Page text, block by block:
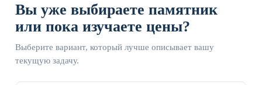
Вы уже выбираете памятник
или пока изучаете цены?
Выберите вариант, который лучше описывает вашу
текущую задачу.